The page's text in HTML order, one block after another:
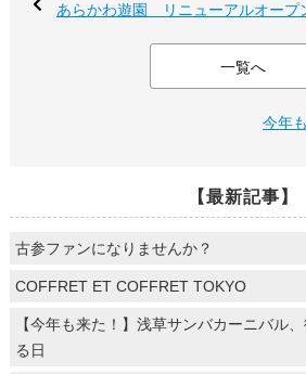
あらかわ遊園 リニューアルオープ
一覧へ
今年
【最新記事】
古参ファンになりませんか？
COFFRET ET COFFRET TOKYO
【今年も来た！】浅草サンバカーニバル
る日